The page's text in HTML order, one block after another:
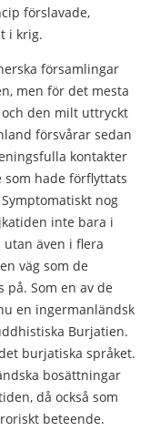
förslavade,
i krig.
församlingar
men för det mesta
den milt uttryckt
försvårar sedan
kontakter
hade förflyttats
nog
inte bara i
utan även i flera
väg som de
Som en av de
en ingermanländsk
Burjatien.
burjatiska språket.
bosättningar
då också som
beteende.